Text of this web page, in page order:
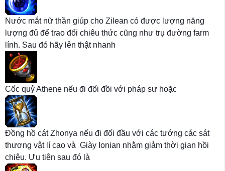
Nước mắt nữ thần giúp cho Zilean có được lượng năng
lượng đủ để trao đổi chiêu thức cũng như trụ đường farm
lính. Sau đó hãy lên thật nhanh
Cốc quỷ Athene nếu đi đối đồi với pháp sư hoặc
Đồng hồ cát Zhonya nếu đi đối đầu với các tướng các sát
thương vật lí cao và Giày Ionian nhằm giảm thời gian hồi
chiêu. Ưu tiên sau đó là